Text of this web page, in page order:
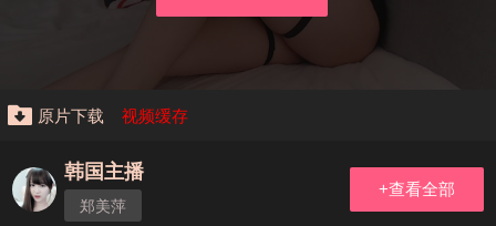
原片下载 视频缓存
韩国主播
郑美萍
+查看全部